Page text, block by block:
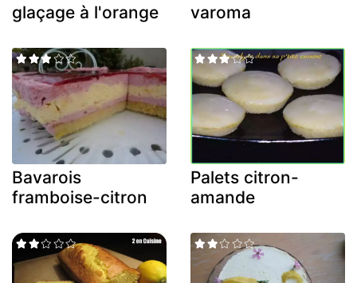
glaçage à l'orange
varoma
Bavarois
framboise-citron
Palets citron-
amande